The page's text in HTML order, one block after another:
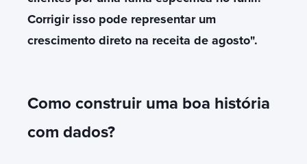
Corrigir isso pode representar um
crescimento direto na receita de agosto".
Como construir uma boa história
com dados?